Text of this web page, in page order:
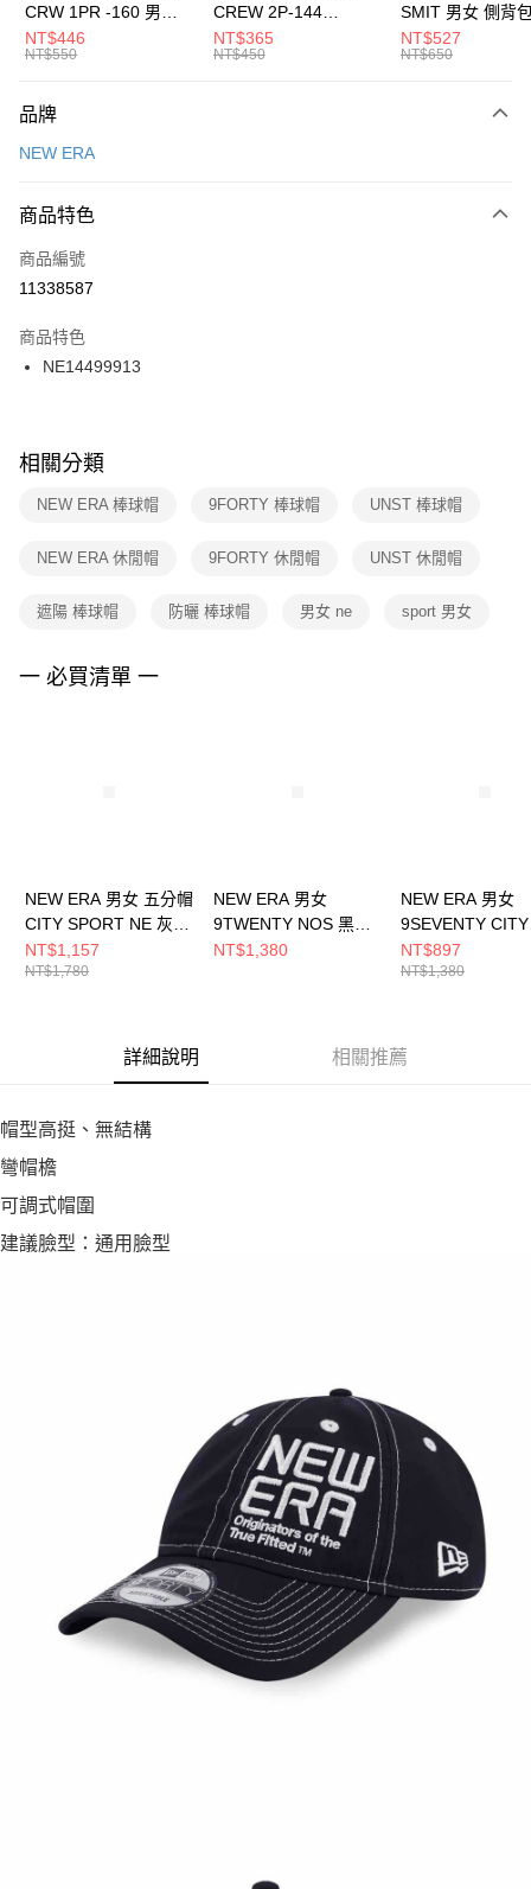
元大商業銀行
台灣樂天信用卡公司
全盈+PAY
AFTEE先享後付
【關於「AFTEE先享後付」】
便利好安心！
３．安心：先確認商品／服務後，再付款。
【「AFTEE先享後付」結帳流程】
１．於結帳方式選擇「AFTEE先享後付」後，將跳轉至「AFTEE先享後付」
２．訂單成立數日內，您將收到繳費通知簡訊。
３．收到繳費通知簡訊後14天內，點擊此簡訊中的連結，可透過四大超商／
ATM／網路銀行／等多元方式進行付款，方視為交易完成。
※ 交易是否成功請以「AFTEE先享後付 」之結帳頁面顯示為準，若有關於
是否繳費成功／繳費後需取消欲退款等相關疑問，請聯繫「AFTEE先享後付
客戶支援中心」https://netprotections.freshdesk.com/support/home
１．透過由恩沛科技股份有限公司提供之「AFTEE先享後付」服務完成之交
權轉讓予恩沛科技股份有限公司。
３．未成年的使用者請事先徵得法定代理人或監護人之同意方可使用
「AFTEE先享後付」，若未經同意申辦者引起之損失，本公司不負相關責
運送方式
每筆NT$100，滿NT$1,500(含以上)免運費
宅配
每筆NT$100，滿NT$1,500(含以上)免運費
付款後門市自取
每筆NT$100，滿NT$1,500(含以上)免運費
CRW 1PR -160 男女
中統襪 FZ3393100
NT$446
NT$550
CREW 2P-144
EMBRDY 男女 短統襪
FZ3073133
NT$365
NT$450
SMIT 男女 側背
BA5871010
NT$527
NT$650
品牌
NEW ERA
商品特色
商品編號
11338587
商品特色
NE14499913
相關分類
NEW ERA 棒球帽 9FORTY 棒球帽 UNST 棒球帽
NEW ERA 休閒帽 9FORTY 休閒帽 UNST 休閒帽
遮陽 棒球帽 防曬 棒球帽 男女 ne sport 男女
一 必買清單 一
NEW ERA 男女 五分帽
CITY SPORT NE 灰
NE14499858
NT$1,157
NT$1,780
NEW ERA 男女
9TWENTY NOS 黑
NE13368524
NT$1,380
NEW ERA 男女
9SEVENTY CITY
SPORT NE 墨水
NE14499881
NT$897
NT$1,380
詳細說明 相關推薦
帽型高挺、無結構
彎帽檐
可調式帽圍
建議臉型：通用臉型